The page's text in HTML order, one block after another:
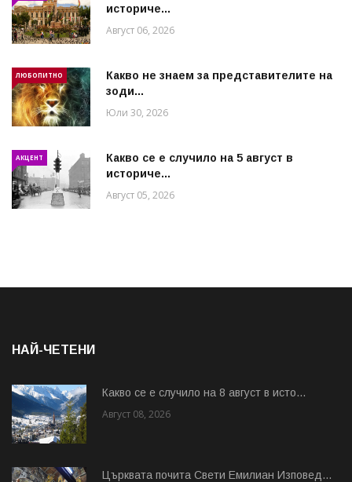
историче...
Август 06, 2026
ЛЮБОПИТНО
Какво не знаем за представителите на
зоди...
Юли 30, 2026
АКЦЕНТ
Какво се е случило на 5 август в
историче...
Август 05, 2026
НАЙ-ЧЕТЕНИ
Какво се е случило на 8 август в исто...
Август 08, 2026
Църквата почита Свeти Емилиан Изповед...